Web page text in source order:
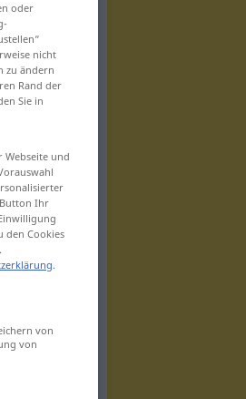
oder
nicht
zu ändern
Rand der
Sie in
und
Ihr
den Cookies
.
von
von